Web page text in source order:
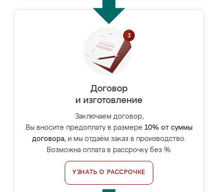
Договор
и изготовление
Заключаем договор,
Вы вносите предоплату в размере 10% от суммы
договора, и мы отдаём заказ в производство.
Возможна оплата в рассрочку без %.
УЗНАТЬ О РАССРОЧКЕ